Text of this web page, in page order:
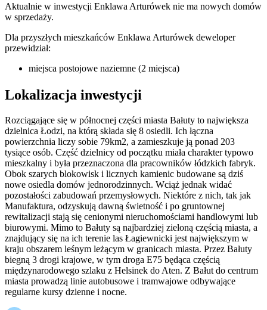
Aktualnie w inwestycji Enklawa Arturówek nie ma nowych domów
w sprzedaży.
Dla przyszłych mieszkańców Enklawa Arturówek deweloper
przewidział:
miejsca postojowe naziemne (2 miejsca)
Lokalizacja inwestycji
Rozciągające się w północnej części miasta Bałuty to największa
dzielnica Łodzi, na którą składa się 8 osiedli. Ich łączna
powierzchnia liczy sobie 79km2, a zamieszkuje ją ponad 203
tysiące osób. Część dzielnicy od początku miała charakter typowo
mieszkalny i była przeznaczona dla pracowników łódzkich fabryk.
Obok szarych blokowisk i licznych kamienic budowane są dziś
nowe osiedla domów jednorodzinnych. Wciąż jednak widać
pozostałości zabudowań przemysłowych. Niektóre z nich, tak jak
Manufaktura, odzyskują dawną świetność i po gruntownej
rewitalizacji stają się cenionymi nieruchomościami handlowymi lub
biurowymi. Mimo to Bałuty są najbardziej zieloną częścią miasta, a
znajdujący się na ich terenie las Łagiewnicki jest największym w
kraju obszarem leśnym leżącym w granicach miasta. Przez Bałuty
biegną 3 drogi krajowe, w tym droga E75 będąca częścią
międzynarodowego szlaku z Helsinek do Aten. Z Bałut do centrum
miasta prowadzą linie autobusowe i tramwajowe odbywające
regularne kursy dzienne i nocne.